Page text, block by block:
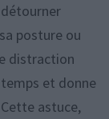
posture ou
distraction
et donne
astuce,